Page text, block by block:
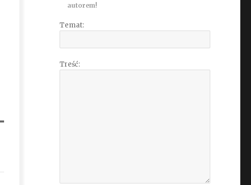
autorem!
Temat:
Treść: